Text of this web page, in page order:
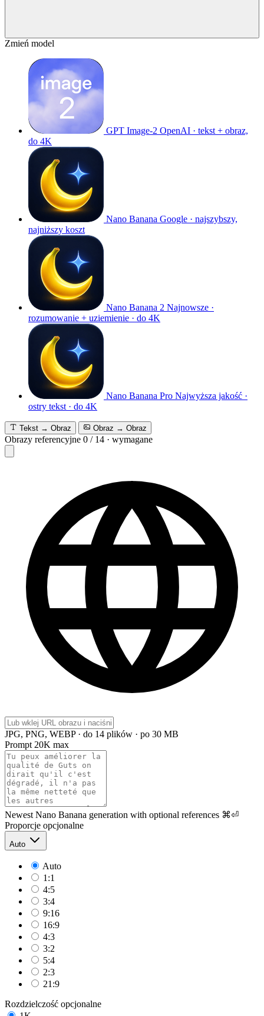
Zmień model
GPT Image-2 OpenAI · tekst + obraz,
do 4K
Nano Banana Google · najszybszy,
najniższy koszt
Nano Banana 2 Najnowsze ·
rozumowanie + uziemienie · do 4K
Nano Banana Pro Najwyższa jakość ·
ostry tekst · do 4K
Tekst → Obraz Obraz → Obraz
Obrazy referencyjne 0 / 14 · wymagane
JPG, PNG, WEBP · do 14 plików · po 30 MB
Prompt 20K max
Newest Nano Banana generation with optional references ⌘⏎
Proporcje opcjonalne
Auto
Auto
1:1
4:5
3:4
9:16
16:9
4:3
3:2
5:4
2:3
21:9
Rozdzielczość opcjonalne